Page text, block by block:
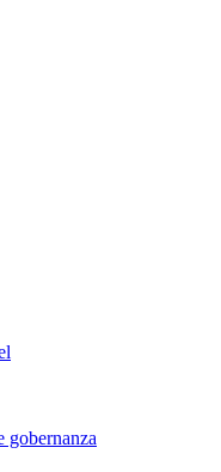
gobernanza